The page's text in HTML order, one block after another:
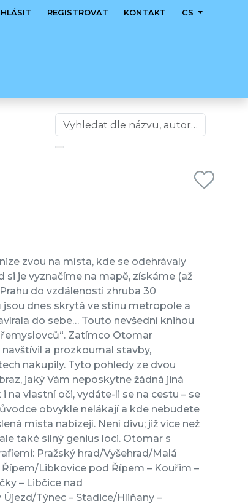
REGISTROVAT KONTAKT CS
zvou na místa, kde se odehrávaly
je vyznačíme na mapě, získáme (až
do vzdálenosti zhruba 30
dnes skrytá ve stínu metropole a
do sebe… Touto nevšední knihou
Zatímco Otomar
a prozkoumal stavby,
nakupily. Tyto pohledy ze dvou
jaký Vám neposkytne žádná jiná
vlastní oči, vydáte-li se na cestu – se
obvykle nelákají a kde nebudete
místa nabízejí. Není divu; již více než
také silný genius loci. Otomar s
Pražský hrad/Vyšehrad/Malá
Libkovice pod Řípem – Kouřim –
– Libčice nad
Týnec – Stadice/Hliňany –